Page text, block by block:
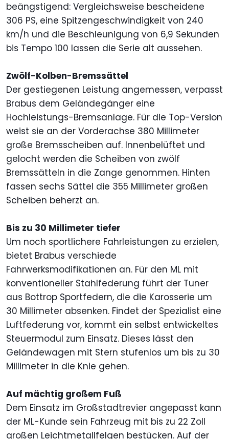
beängstigend: Vergleichsweise bescheidene
306 PS, eine Spitzengeschwindigkeit von 240
km/h und die Beschleunigung von 6,9 Sekunden
bis Tempo 100 lassen die Serie alt aussehen.
Zwölf-Kolben-Bremssättel
Der gestiegenen Leistung angemessen, verpasst
Brabus dem Geländegänger eine
Hochleistungs-Bremsanlage. Für die Top-Version
weist sie an der Vorderachse 380 Millimeter
große Bremsscheiben auf. Innenbelüftet und
gelocht werden die Scheiben von zwölf
Bremssätteln in die Zange genommen. Hinten
fassen sechs Sättel die 355 Millimeter großen
Scheiben beherzt an.
Bis zu 30 Millimeter tiefer
Um noch sportlichere Fahrleistungen zu erzielen,
bietet Brabus verschiede
Fahrwerksmodifikationen an. Für den ML mit
konventioneller Stahlfederung führt der Tuner
aus Bottrop Sportfedern, die die Karosserie um
30 Millimeter absenken. Findet der Spezialist eine
Luftfederung vor, kommt ein selbst entwickeltes
Steuermodul zum Einsatz. Dieses lässt den
Geländewagen mit Stern stufenlos um bis zu 30
Millimeter in die Knie gehen.
Auf mächtig großem Fuß
Dem Einsatz im Großstadtrevier angepasst kann
der ML-Kunde sein Fahrzeug mit bis zu 22 Zoll
großen Leichtmetallfelgen bestücken. Auf der